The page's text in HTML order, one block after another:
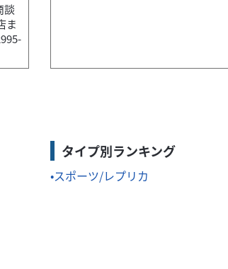
談
ま
タイプ別ランキング
スポーツ/レプリカ